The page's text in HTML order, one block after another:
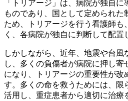
「トリアージ」は、病院が独自
ものであり、国として定められ
ため、トリアージを行う看護師も
く、各病院が独自に判断して配置
しかしながら、近年、地震や台風
し、多くの負傷者が病院に押し寄
になり、トリアージの重要性が改
す。多くの命を救うためには、限
活用し、重症患者から適切に治療